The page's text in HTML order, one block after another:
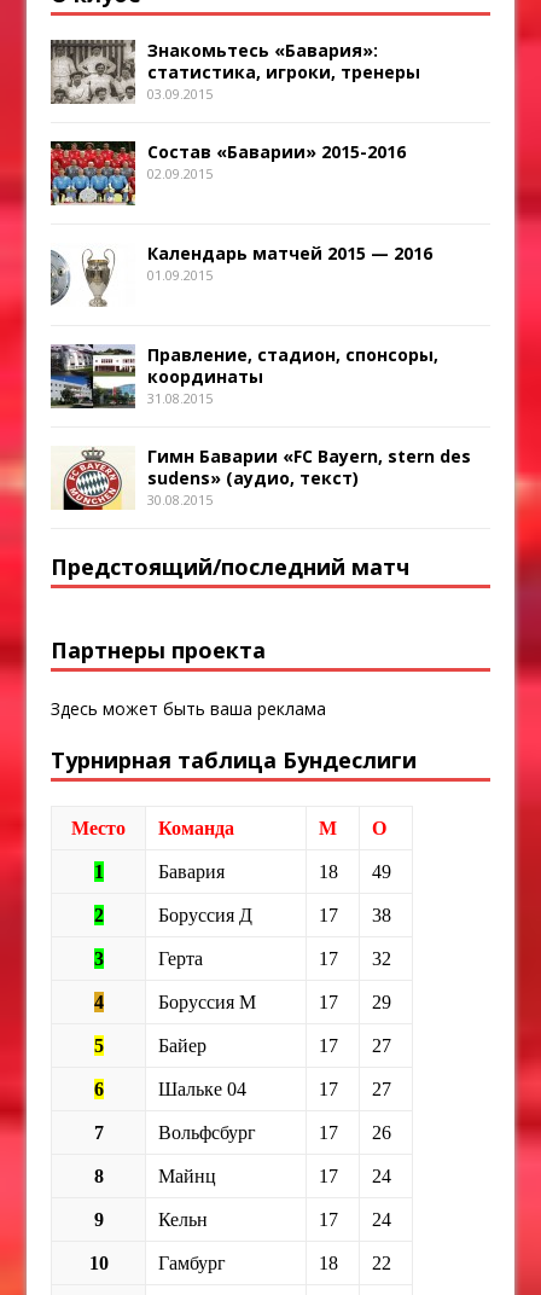
Знакомьтесь «Бавария»:
статистика, игроки, тренеры
03.09.2015
Состав «Баварии» 2015-2016
02.09.2015
Календарь матчей 2015 — 2016
01.09.2015
Правление, стадион, спонсоры,
координаты
31.08.2015
Гимн Баварии «FC Bayern, stern des
sudens» (аудио, текст)
30.08.2015
Предстоящий/последний матч
Партнеры проекта
Здесь может быть ваша реклама
Турнирная таблица Бундеслиги
Место Команда М О
1 Бавария 18 49
2 Боруссия Д 17 38
3 Герта 17 32
4 Боруссия М 17 29
5 Байер 17 27
6 Шальке 04 17 27
7 Вольфсбург 17 26
8 Майнц 17 24
9 Кельн 17 24
10 Гамбург 18 22